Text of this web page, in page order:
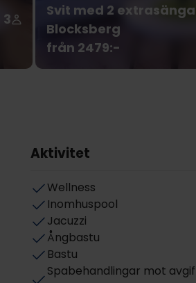
3
Svit med 2
Blocksberg
från 2479:-
Aktivitet
Wellness
Inomhuspool
Jacuzzi
Ångbastu
Bastu
Spabehandlingar mot